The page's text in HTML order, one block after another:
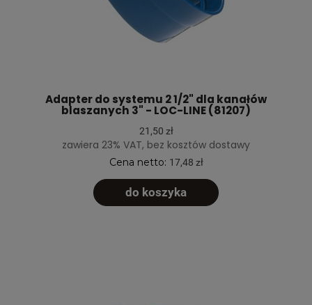
Adapter do systemu 2 1/2" dla kanałów
blaszanych 3" - LOC-LINE (81207)
21,50 zł
zawiera 23% VAT, bez kosztów dostawy
Cena netto: 17,48 zł
do koszyka